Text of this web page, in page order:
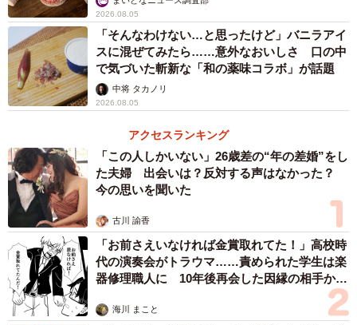
2026.08.05
「そんなわけない…と思ったけど」バニラアイ
スに混ぜてみたら……意外なおいしさ 口の中
で気づいた斬新な「和の薬味コラボ」が話題
中将 タカノリ
2026.08.05
アクセスランキング
「この人しかいない」26歳差の“年の差婚”をし
た夫婦 出会いは？反対する声はなかった？
今の思いを聞いた
古川 諭香
「お前さえいなければ金賞取れてた！」高校時
代の演奏会がトラウマ……責められた学生は楽
器修理職人に 10年後再会した因縁の相手から
海川 まこと